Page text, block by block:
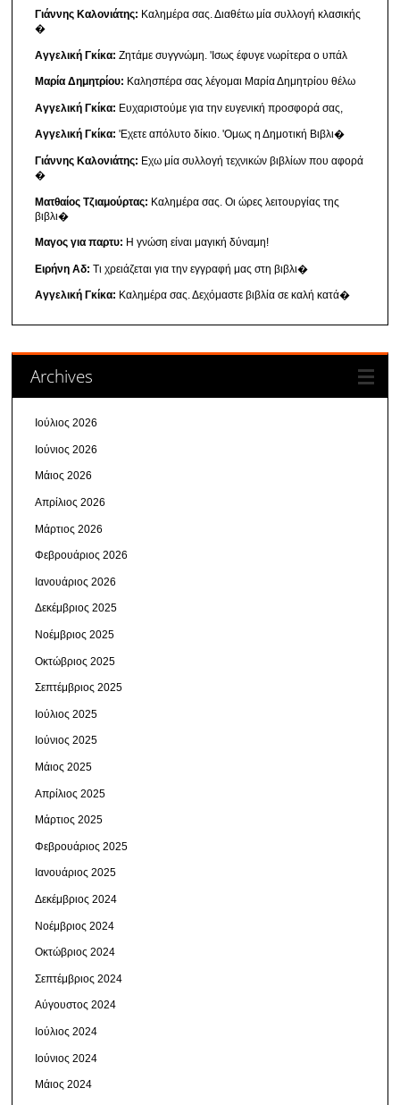
Γιάννης Καλονιάτης: Καλημέρα σας. Διαθέτω μία συλλογή κλασικής
�
Αγγελική Γκίκα: Ζητάμε συγγνώμη. 'Ισως έφυγε νωρίτερα ο υπάλ
Μαρία Δημητρίου: Καλησπέρα σας λέγομαι Μαρία Δημητρίου θέλω
Αγγελική Γκίκα: Ευχαριστούμε για την ευγενική προσφορά σας,
Αγγελική Γκίκα: 'Εχετε απόλυτο δίκιο. 'Ομως η Δημοτική Βιβλι�
Γιάννης Καλονιάτης: Εχω μία συλλογή τεχνικών βιβλίων που αφορά
�
Ματθαίος Τζιαμούρτας: Καλημέρα σας. Οι ώρες λειτουργίας της
βιβλι�
Μαγος για παρτυ: Η γνώση είναι μαγική δύναμη!
Ειρήνη Αδ: Τι χρειάζεται για την εγγραφή μας στη βιβλι�
Αγγελική Γκίκα: Καλημέρα σας. Δεχόμαστε βιβλία σε καλή κατά�
Archives
Ιούλιος 2026
Ιούνιος 2026
Μάιος 2026
Απρίλιος 2026
Μάρτιος 2026
Φεβρουάριος 2026
Ιανουάριος 2026
Δεκέμβριος 2025
Νοέμβριος 2025
Οκτώβριος 2025
Σεπτέμβριος 2025
Ιούλιος 2025
Ιούνιος 2025
Μάιος 2025
Απρίλιος 2025
Μάρτιος 2025
Φεβρουάριος 2025
Ιανουάριος 2025
Δεκέμβριος 2024
Νοέμβριος 2024
Οκτώβριος 2024
Σεπτέμβριος 2024
Αύγουστος 2024
Ιούλιος 2024
Ιούνιος 2024
Μάιος 2024